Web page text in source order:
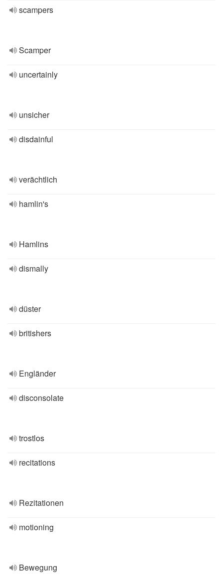
scampers
Scamper
uncertainly
unsicher
disdainful
verächtlich
hamlin's
Hamlins
dismally
düster
britishers
Engländer
disconsolate
trostlos
recitations
Rezitationen
motioning
Bewegung